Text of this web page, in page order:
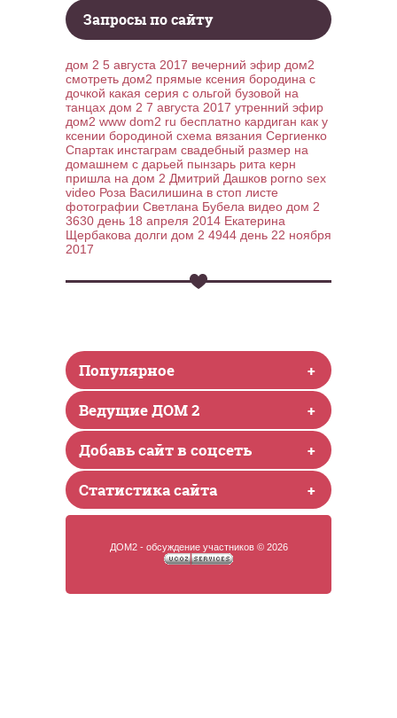
Запросы по сайту
дом 2 5 августа 2017 вечерний эфир дом2
смотреть дом2 прямые ксения бородина с
дочкой какая серия с ольгой бузовой на
танцах дом 2 7 августа 2017 утренний эфир
дом2 www dom2 ru бесплатно кардиган как у
ксении бородиной схема вязания Сергиенко
Спартак инстаграм свадебный размер на
домашнем с дарьей пынзарь рита керн
пришла на дом 2 Дмитрий Дашков porno sex
video Роза Василишина в стоп листе
фотографии Светлана Бубела видео дом 2
3630 день 18 апреля 2014 Екатерина
Щербакова долги дом 2 4944 день 22 ноября
2017
Популярное +
Ведущие ДОМ 2 +
Добавь сайт в соцсеть +
Статистика сайта +
ДОМ2 - обсуждение участников © 2026